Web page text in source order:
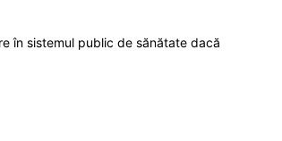
în sistemul public de sănătate dacă